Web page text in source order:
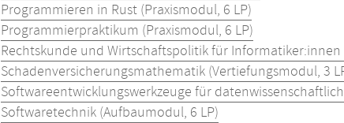
Programmieren in Rust (Praxismodul, 6 LP)
Programmierpraktikum (Praxismodul, 6 LP)
Rechtskunde und Wirtschaftspolitik für Informatiker:innen
Schadenversicherungsmathematik (Vertiefungsmodul, 3
Softwareentwicklungswerkzeuge für
Softwaretechnik (Aufbaumodul, 6 LP)